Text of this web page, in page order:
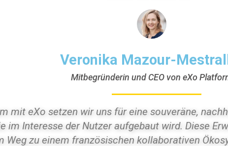
Veronika Mazour-
Mitbegründerin und CEO von eXo
mit eXo setzen wir uns für eine souveräne,
im Interesse der Nutzer aufgebaut wird. Diese
Weg zu einem französischen kollaborativen